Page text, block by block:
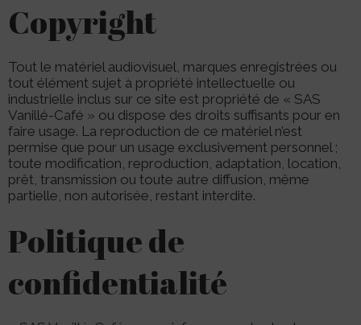
Copyright
Tout le matériel audiovisuel, marques enregistrées ou
tout élément sujet à propriété intellectuelle ou
industrielle inclus sur ce site est propriété de « SAS
Vanillé-Café » ou dispose des droits suffisants pour en
faire usage. La reproduction de ce matériel n’est
permise que pour un usage exclusivement personnel ;
toute modification, reproduction, adaptation, location,
prêt, transmission ou toute autre diffusion, même
partielle, non autorisée, restant interdite.
Politique de
confidentialité